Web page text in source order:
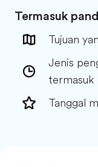
Termasuk
Tujuan
Jenis
termasuk
Tanggal